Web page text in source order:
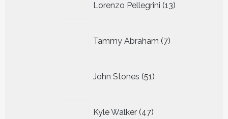
Lorenzo Pellegrini 13
producten
Tammy Abraham 7
producten
John Stones 51
producten
Kyle Walker 47